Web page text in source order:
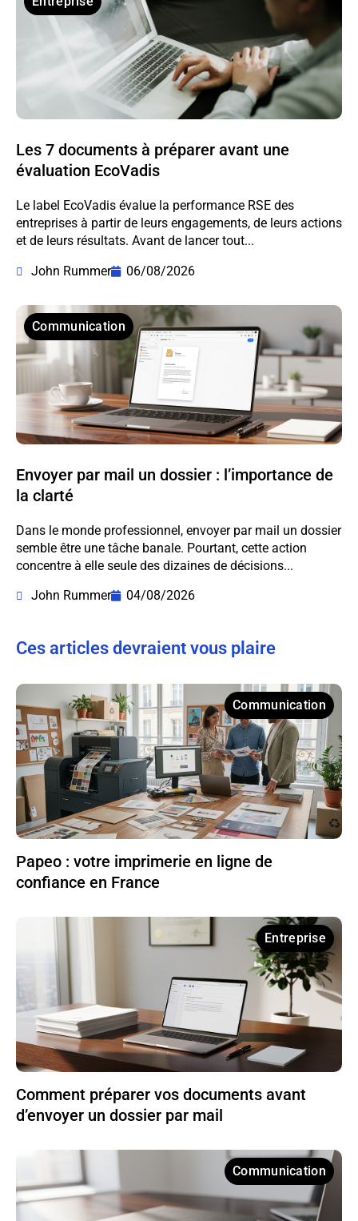
Les 7 documents à préparer avant une
évaluation EcoVadis
Le label EcoVadis évalue la performance RSE des
entreprises à partir de leurs engagements, de leurs actions
et de leurs résultats. Avant de lancer tout...
John Rummer
06/08/2026
Communication
Envoyer par mail un dossier : l’importance de
la clarté
Dans le monde professionnel, envoyer par mail un dossier
semble être une tâche banale. Pourtant, cette action
concentre à elle seule des dizaines de décisions...
John Rummer
04/08/2026
Ces articles devraient vous plaire
Communication
Papeo : votre imprimerie en ligne de
confiance en France
Entreprise
Comment préparer vos documents avant
d’envoyer un dossier par mail
Communication